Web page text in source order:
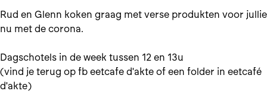
Rud en Glenn koken graag met verse produkten voor jullie
nu met de corona.
Dagschotels in de week tussen 12 en 13u
(vind je terug op fb eetcafe d'akte of een folder in eetcafé
d'akte)